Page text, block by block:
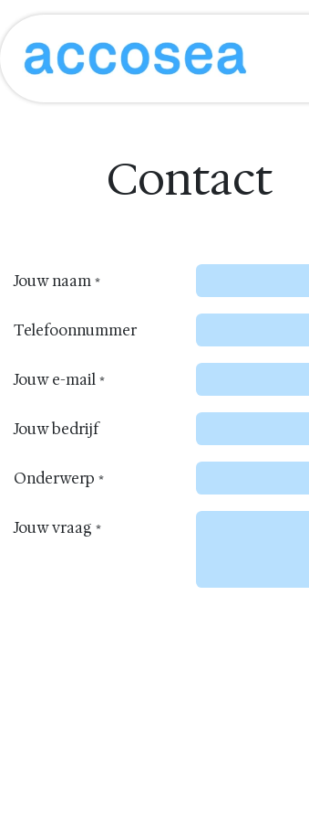
Overslaan naar inhoud
Contact
Jouw naam *
Telefoonnummer
Jouw e-mail *
Jouw bedrijf
Onderwerp *
Jouw vraag *